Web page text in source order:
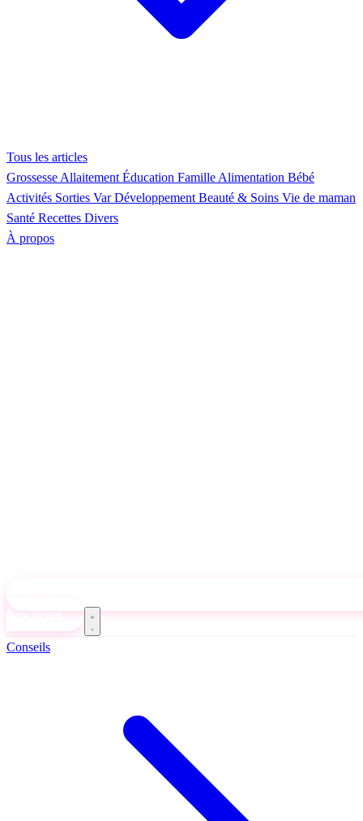
Tous les articles
Grossesse Allaitement Éducation Famille Alimentation Bébé
Activités Sorties Var Développement Beauté & Soins Vie de maman
Santé Recettes Divers
À propos
Newsletter
Conseils